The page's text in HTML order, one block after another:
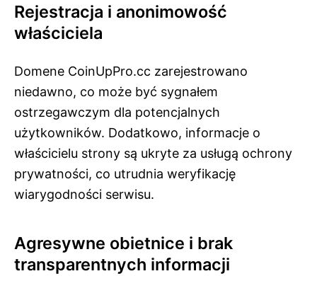
Rejestracja i anonimowość
właściciela
Domene CoinUpPro.cc zarejestrowano
niedawno, co może być sygnałem
ostrzegawczym dla potencjalnych
użytkowników. Dodatkowo, informacje o
właścicielu strony są ukryte za usługą ochrony
prywatności, co utrudnia weryfikację
wiarygodności serwisu.
Agresywne obietnice i brak
transparentnych informacji